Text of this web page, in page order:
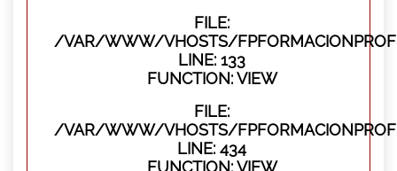
FILE:
/VAR/WWW/VHOSTS/
LINE: 133
FUNCTION: VIEW
FILE:
/VAR/WWW/VHOSTS/
LINE: 434
FUNCTION: VIEW